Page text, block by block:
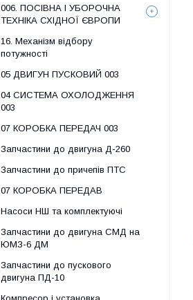
006. ПОСІВНА І УБОРОЧНА
ТЕХНІКА СХІДНОЇ ЄВРОПИ
16. Механізм відбору
потужності
05 ДВИГУН ПУСКОВИЙ 003
04 СИСТЕМА ОХОЛОДЖЕННЯ
003
07 КОРОБКА ПЕРЕДАЧ 003
Запчастини до двигуна Д-260
Запчастини до причепів ПТС
07 КОРОБКА ПЕРЕДАВ
Насоси НШ та комплектуючі
Запчастини до двигуна СМД на
ЮМЗ-6 ДМ
Запчастини до пускового
двигуна ПД-10